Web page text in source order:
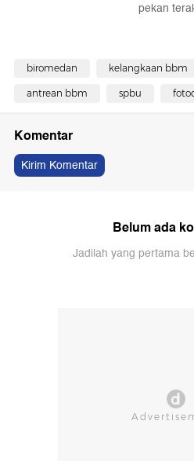
pekan
biromedan kelangkaan bbm
antrean bbm spbu
Komentar
Kirim Komentar
Belum ada
Jadilah yang pertama